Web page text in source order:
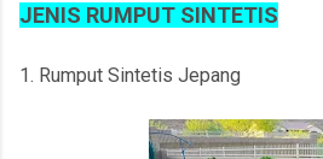
JENIS RUMPUT SINTETIS
1. Rumput Sintetis Jepang